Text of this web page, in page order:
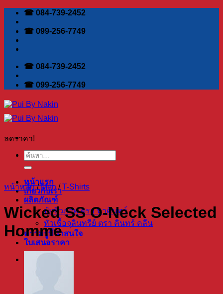
Skip
content
☎ 084-739-2452
☎ 099-256-7749
☎ 084-739-2452
☎ 099-256-7749
ค้นหา:
หน้าแรก
เกี่ยวกับเรา
ผลิตภัณฑ์
ปุ๋ยชีวภาพ ตรา นาคินทร์
หัวเชื้อจุลินทรีย์ ตรา คินทร์ คลีน
ความรู้ที่น่าสนใจ
ใบเสนอราคา
ลดราคา!
หน้าหลัก / Men / T-Shirts
Wicked SS O-Neck Selected
Homme